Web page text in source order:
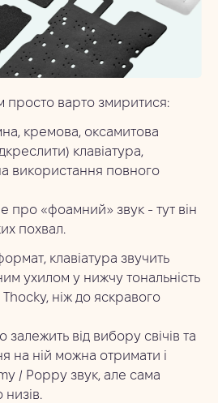
просто варто змиритися:
кремова, оксамитова
клавіатура,
використання повного
про «фоамний» звук - тут він
похвал.
клавіатура звучить
ухилом у нижчу тональність
ніж до яскравого
залежить від вибору свічів та
на ній можна отримати і
/ Poppy звук, але сама
низів.